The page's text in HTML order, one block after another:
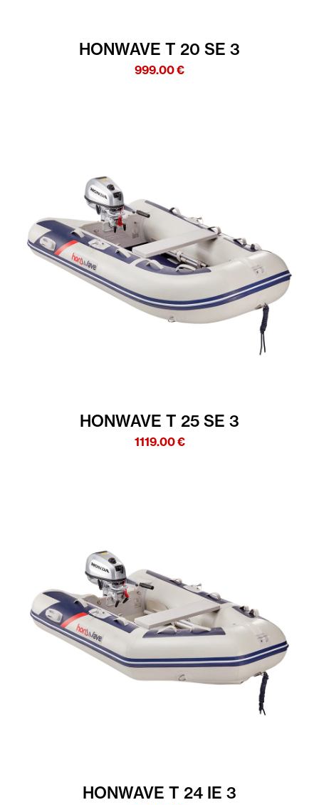
HONWAVE T 20 SE 3
999.00€
HONWAVE T 25 SE 3
1119.00€
HONWAVE T 24 IE 3